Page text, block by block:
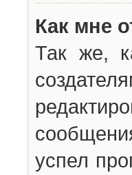
Как мне
Так же,
успел